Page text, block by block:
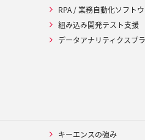
RPA / 業務自動化ソフト
組み込み開発テスト支援
データアナリティクスプ
キーエンスの強み